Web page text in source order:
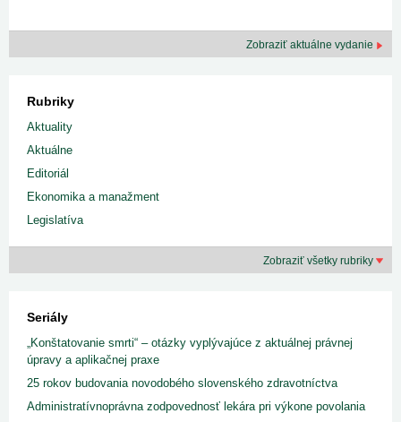
Zobraziť aktuálne vydanie
Rubriky
Aktuality
Aktuálne
Editoriál
Ekonomika a manažment
Legislatíva
Zobraziť všetky rubriky
Seriály
„Konštatovanie smrti“ – otázky vyplývajúce z aktuálnej právnej
úpravy a aplikačnej praxe
25 rokov budovania novodobého slovenského zdravotníctva
Administratívnoprávna zodpovednosť lekára pri výkone povolania